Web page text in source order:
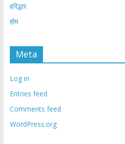
हरिद्धार
होम
Meta
Log in
Entries feed
Comments feed
WordPress.org